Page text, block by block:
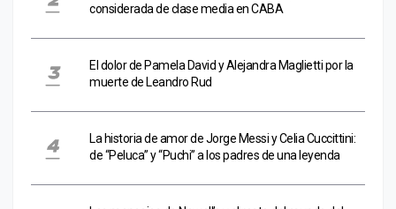
considerada de clase media en CABA
El dolor de Pamela David y Alejandra Maglietti por la
muerte de Leandro Rud
La historia de amor de Jorge Messi y Celia Cuccittini:
de “Peluca” y “Puchi” a los padres de una leyenda